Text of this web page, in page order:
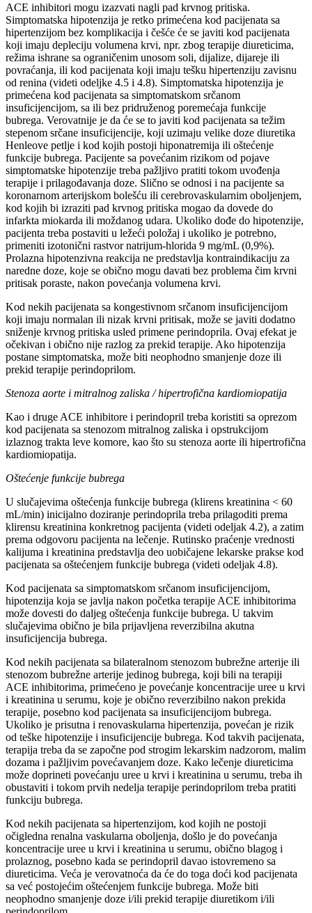
ACE inhibitori mogu izazvati nagli pad krvnog pritiska.
Simptomatska hipotenzija je retko primećena kod pacijenata sa
hipertenzijom bez komplikacija i češće će se javiti kod pacijenata
koji imaju depleciju volumena krvi, npr. zbog terapije diureticima,
režima ishrane sa ograničenim unosom soli, dijalize, dijareje ili
povraćanja, ili kod pacijenata koji imaju tešku hipertenziju zavisnu
od renina (videti odeljke 4.5 i 4.8). Simptomatska hipotenzija je
primećena kod pacijenata sa simptomatskom srčanom
insuficijencijom, sa ili bez pridruženog poremećaja funkcije
bubrega. Verovatnije je da će se to javiti kod pacijenata sa težim
stepenom srčane insuficijencije, koji uzimaju velike doze diuretika
Henleove petlje i kod kojih postoji hiponatremija ili oštećenje
funkcije bubrega. Pacijente sa povećanim rizikom od pojave
simptomatske hipotenzije treba pažljivo pratiti tokom uvođenja
terapije i prilagođavanja doze. Slično se odnosi i na pacijente sa
koronarnom arterijskom bolešću ili cerebrovaskularnim oboljenjem,
kod kojih bi izraziti pad krvnog pritiska mogao da dovede do
infarkta miokarda ili moždanog udara. Ukoliko dođe do hipotenzije,
pacijenta treba postaviti u ležeći položaj i ukoliko je potrebno,
primeniti izotonični rastvor natrijum-hlorida 9 mg/mL (0,9%).
Prolazna hipotenzivna reakcija ne predstavlja kontraindikaciju za
naredne doze, koje se obično mogu davati bez problema čim krvni
pritisak poraste, nakon povećanja volumena krvi.
Kod nekih pacijenata sa kongestivnom srčanom insuficijencijom
koji imaju normalan ili nizak krvni pritisak, može se javiti dodatno
sniženje krvnog pritiska usled primene perindoprila. Ovaj efekat je
očekivan i obično nije razlog za prekid terapije. Ako hipotenzija
postane simptomatska, može biti neophodno smanjenje doze ili
prekid terapije perindoprilom.
Stenoza aorte i mitralnog zaliska / hipertrofična kardiomiopatija
Kao i druge ACE inhibitore i perindopril treba koristiti sa oprezom
kod pacijenata sa stenozom mitralnog zaliska i opstrukcijom
izlaznog trakta leve komore, kao što su stenoza aorte ili hipertrofična
kardiomiopatija.
Oštećenje funkcije bubrega
U slučajevima oštećenja funkcije bubrega (klirens kreatinina < 60
mL/min) inicijalno doziranje perindoprila treba prilagoditi prema
klirensu kreatinina konkretnog pacijenta (videti odeljak 4.2), a zatim
prema odgovoru pacijenta na lečenje. Rutinsko praćenje vrednosti
kalijuma i kreatinina predstavlja deo uobičajene lekarske prakse kod
pacijenata sa oštećenjem funkcije bubrega (videti odeljak 4.8).
Kod pacijenata sa simptomatskom srčanom insuficijencijom,
hipotenzija koja se javlja nakon početka terapije ACE inhibitorima
može dovesti do daljeg oštećenja funkcije bubrega. U takvim
slučajevima obično je bila prijavljena reverzibilna akutna
insuficijencija bubrega.
Kod nekih pacijenata sa bilateralnom stenozom bubrežne arterije ili
stenozom bubrežne arterije jedinog bubrega, koji bili na terapiji
ACE inhibitorima, primećeno je povećanje koncentracije uree u krvi
i kreatinina u serumu, koje je obično reverzibilno nakon prekida
terapije, posebno kod pacijenata sa insuficijencijom bubrega.
Ukoliko je prisutna i renovaskularna hipertenzija, povećan je rizik
od teške hipotenzije i insuficijencije bubrega. Kod takvih pacijenata,
terapija treba da se započne pod strogim lekarskim nadzorom, malim
dozama i pažljivim povećavanjem doze. Kako lečenje diureticima
može doprineti povećanju uree u krvi i kreatinina u serumu, treba ih
obustaviti i tokom prvih nedelja terapije perindoprilom treba pratiti
funkciju bubrega.
Kod nekih pacijenata sa hipertenzijom, kod kojih ne postoji
očigledna renalna vaskularna oboljenja, došlo je do povećanja
koncentracije uree u krvi i kreatinina u serumu, obično blagog i
prolaznog, posebno kada se perindopril davao istovremeno sa
diureticima. Veća je verovatnoća da će do toga doći kod pacijenata
sa već postojećim oštećenjem funkcije bubrega. Može biti
neophodno smanjenje doze i/ili prekid terapije diuretikom i/ili